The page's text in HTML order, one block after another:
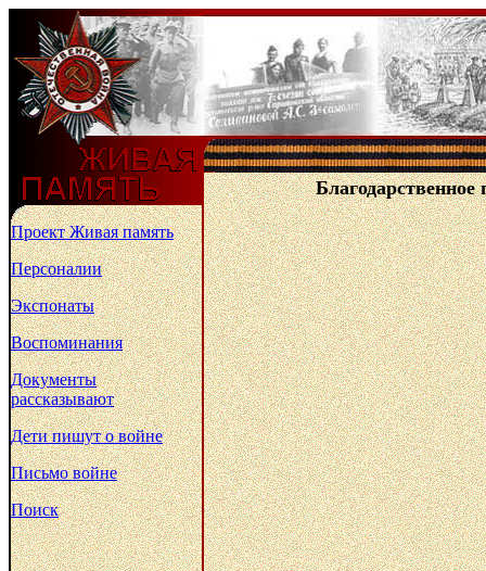
Проект Живая память
Персоналии
Экспонаты
Воспоминания
Документы
рассказывают
Дети пишут о войне
Письмо войне
Поиск